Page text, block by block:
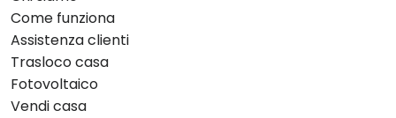
Come funziona
Assistenza clienti
Trasloco casa
Fotovoltaico
Vendi casa